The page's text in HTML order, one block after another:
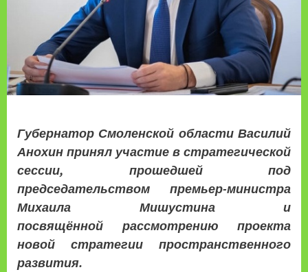
Губернатор Смоленской области Василий
Анохин принял участие в стратегической
сессии, прошедшей под
председательством премьер-министра
Михаила Мишустина и
посвящённой рассмотрению проекта
новой стратегии пространственного
развития.